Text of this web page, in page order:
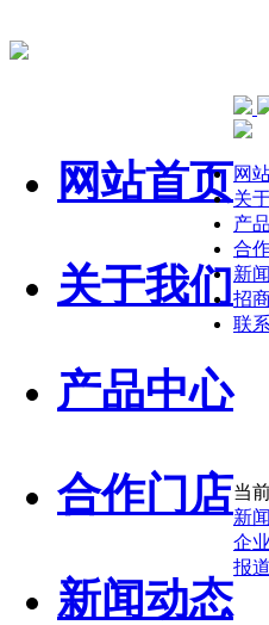
网站首页
关于我们
产品中心
合作门店
新闻动态
网
关
产
合
新
招
联
当
新闻
企
报道